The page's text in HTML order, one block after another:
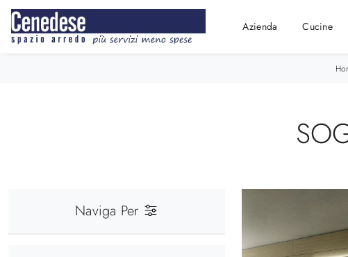
Azienda Cucine
Naviga Per